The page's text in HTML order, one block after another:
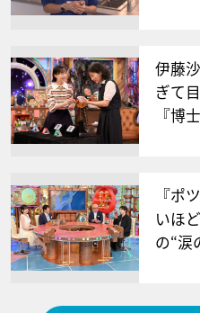
伊藤
ぎて
『博
『ポ
いほ
の“